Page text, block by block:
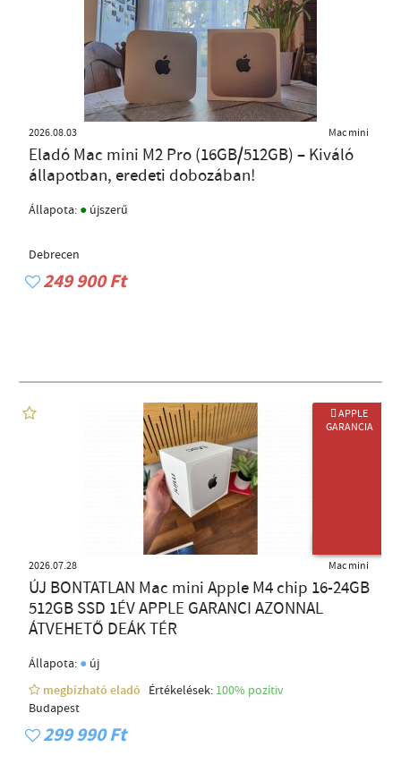
2026.08.03 Mac mini
Eladó Mac mini M2 Pro (16GB/512GB) – Kiváló
állapotban, eredeti dobozában!
Állapota: ● újszerű
Debrecen
249 900 Ft
 APPLE
GARANCIA
2026.07.28 Mac mini
ÚJ BONTATLAN Mac mini Apple M4 chip 16-24GB
512GB SSD 1ÉV APPLE GARANCI AZONNAL
ÁTVEHETŐ DEÁK TÉR
Állapota: ● új
megbízható eladó
Értékelések: 100% pozítiv
Budapest
299 990 Ft